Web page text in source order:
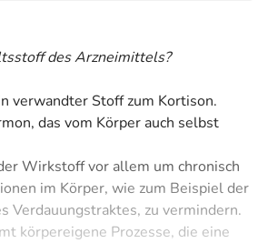
des Arzneimittels?
verwandter Stoff zum Kortison.
das vom Körper auch selbst
Wirkstoff vor allem um chronisch
im Körper, wie zum Beispiel der
Verdauungstraktes, zu vermindern.
körpereigene Prozesse, die eine